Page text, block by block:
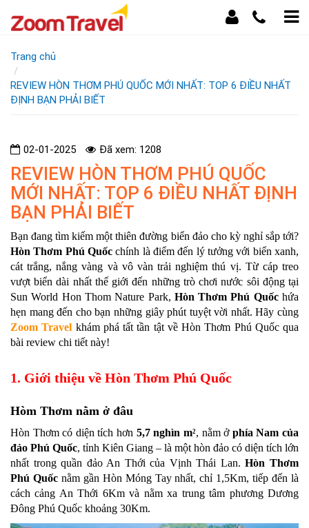
Trang chủ
REVIEW HÒN THƠM PHÚ QUỐC MỚI NHẤT: TOP 6 ĐIỀU NHẤT
ĐỊNH BẠN PHẢI BIẾT
02-01-2025 Đã xem: 1208
REVIEW HÒN THƠM PHÚ QUỐC
MỚI NHẤT: TOP 6 ĐIỀU NHẤT ĐỊNH
BẠN PHẢI BIẾT
Bạn đang tìm kiếm một thiên đường biển đảo cho kỳ nghỉ sắp tới?
Hòn Thơm Phú Quốc chính là điểm đến lý tưởng với biển xanh,
cát trắng, nắng vàng và vô vàn trải nghiệm thú vị. Từ cáp treo
vượt biển dài nhất thế giới đến những trò chơi nước sôi động tại
Sun World Hon Thom Nature Park, Hòn Thơm Phú Quốchứa
hẹn mang đến cho bạn những giây phút tuyệt vời nhất. Hãy cùng
Zoom Travel khám phá tất tần tật về Hòn Thơm Phú Quốc qua
bài review chi tiết này!
1. Giới thiệu về Hòn Thơm Phú Quốc
Hòm Thơm nằm ở đâu
Hòn Thơm có diện tích hơn 5,7 nghìn m2, nằm ở phía Nam của
đảo Phú Quốc, tỉnh Kiên Giang – là một hòn đảo có diện tích lớn
nhất trong quần đảo An Thới của Vịnh Thái Lan.Hòn Thơm
Phú Quốcnằm gần Hòn Móng Tay nhất, chỉ 1,5Km, tiếp đến là
cách cảng An Thới 6Km và nằm xa trung tâm phương Dương
Đông Phú Quốc khoảng 30Km.